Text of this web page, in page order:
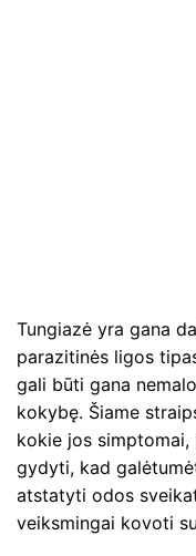
Tungiazė yra gana
parazitinės ligos
gali būti gana
kokybę. Šiame
kokie jos
gydyti, kad
atstatyti odos
veiksmingai kovoti